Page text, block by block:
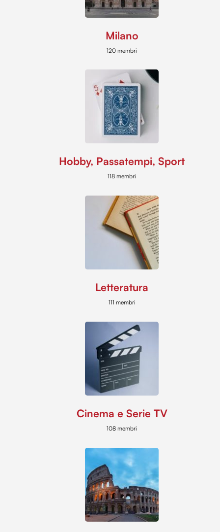
Milano
120 membri
Hobby, Passatempi, Sport
118 membri
Letteratura
111 membri
Cinema e Serie TV
108 membri